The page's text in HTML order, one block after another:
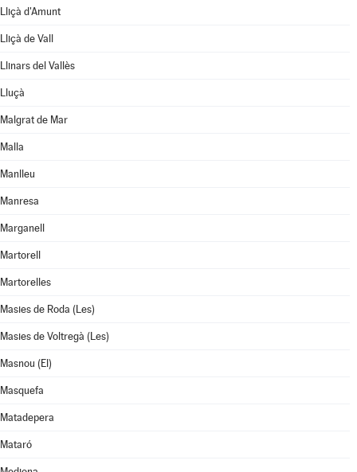
Lliçà d'Amunt
Lliçà de Vall
Llinars del Vallès
Lluçà
Malgrat de Mar
Malla
Manlleu
Manresa
Marganell
Martorell
Martorelles
Masies de Roda (Les)
Masies de Voltregà (Les)
Masnou (El)
Masquefa
Matadepera
Mataró